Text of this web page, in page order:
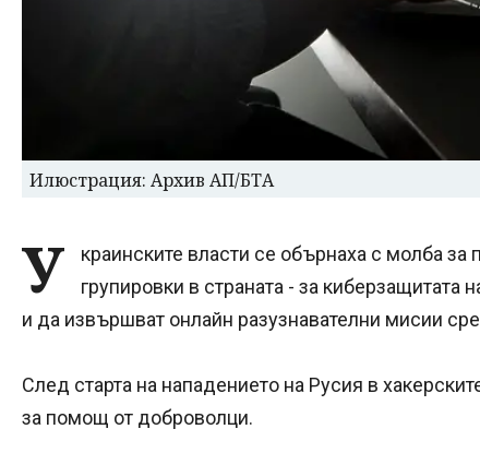
Илюстрация: Архив АП/БТА
У
краинските власти се обърнаха с молба
групировки в страната - за
и да извършват онлайн разузнавателни мисии
След старта на нападението на Русия в
за помощ от доброволци.